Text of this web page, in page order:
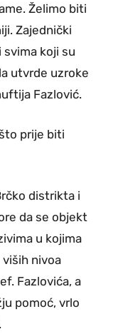
Želimo biti
Zajednički
koji su
utvrde uzroke
Fazlović.
prije biti
distrikta i
da se objekt
u kojima
nivoa
Fazlovića, a
pomoć, vrlo